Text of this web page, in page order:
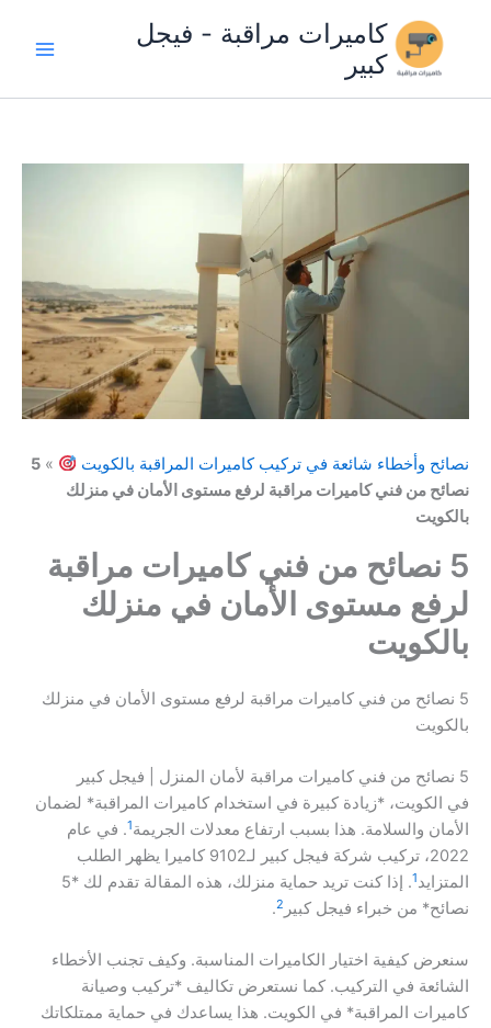
المحتوى
كاميرات مراقبة - فيجل
كبير
نصائح وأخطاء شائعة في تركيب كاميرات المراقبة بالكويت »
5
نصائح من فني كاميرات مراقبة لرفع مستوى الأمان في منزلك
بالكويت
5 نصائح من فني كاميرات مراقبة
لرفع مستوى الأمان في منزلك
بالكويت
5 نصائح من فني كاميرات مراقبة لرفع مستوى الأمان في منزلك
بالكويت
5 نصائح من فني كاميرات مراقبة لأمان المنزل | فيجل كبير
في الكويت، *زيادة كبيرة في استخدام كاميرات المراقبة* لضمان
الأمان والسلامة. هذا بسبب ارتفاع معدلات الجريمة1. في عام
2022، تركيب شركة فيجل كبير لـ9102 كاميرا يظهر الطلب
المتزايد1
. إذا كنت تريد حماية منزلك، هذه المقالة تقدم لك *5
نصائح* من خبراء فيجل كبير 2
.
سنعرض كيفية اختيار الكاميرات المناسبة. وكيف تجنب الأخطاء
الشائعة في التركيب. كما نستعرض تكاليف *تركيب وصيانة
كاميرات المراقبة* في الكويت. هذا يساعدك في حماية ممتلكاتك